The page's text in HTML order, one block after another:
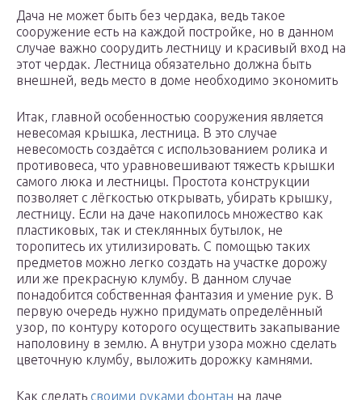
Дача не может быть без чердака, ведь такое
сооружение есть на каждой постройке, но в данном
случае важно соорудить лестницу и красивый вход на
этот чердак. Лестница обязательно должна быть
внешней, ведь место в доме необходимо экономить
Итак, главной особенностью сооружения является
невесомая крышка, лестница. В это случае
невесомость создаётся с использованием ролика и
противовеса, что уравновешивают тяжесть крышки
самого люка и лестницы. Простота конструкции
позволяет с лёгкостью открывать, убирать крышку,
лестницу. Если на даче накопилось множество как
пластиковых, так и стеклянных бутылок, не
торопитесь их утилизировать. С помощью таких
предметов можно легко создать на участке дорожу
или же прекрасную клумбу. В данном случае
понадобится собственная фантазия и умение рук. В
первую очередь нужно придумать определённый
узор, по контуру которого осуществить закапывание
наполовину в землю. А внутри узора можно сделать
цветочную клумбу, выложить дорожку камнями.
Как сделать своими руками фонтан на даче